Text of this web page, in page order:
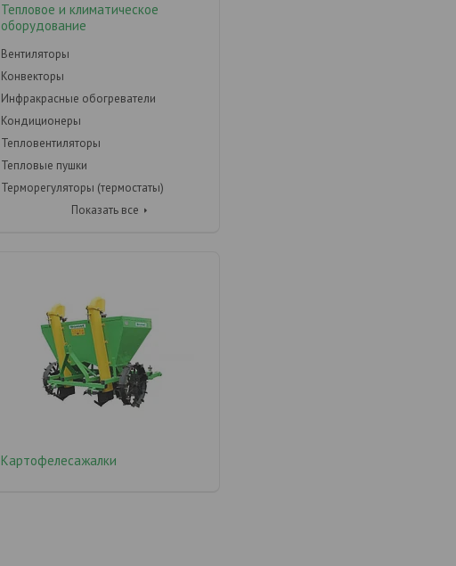
Тепловое и климатическое
оборудование
Вентиляторы
Конвекторы
Инфракрасные обогреватели
Кондиционеры
Тепловентиляторы
Тепловые пушки
Терморегуляторы (термостаты)
Показать все
Картофелесажалки